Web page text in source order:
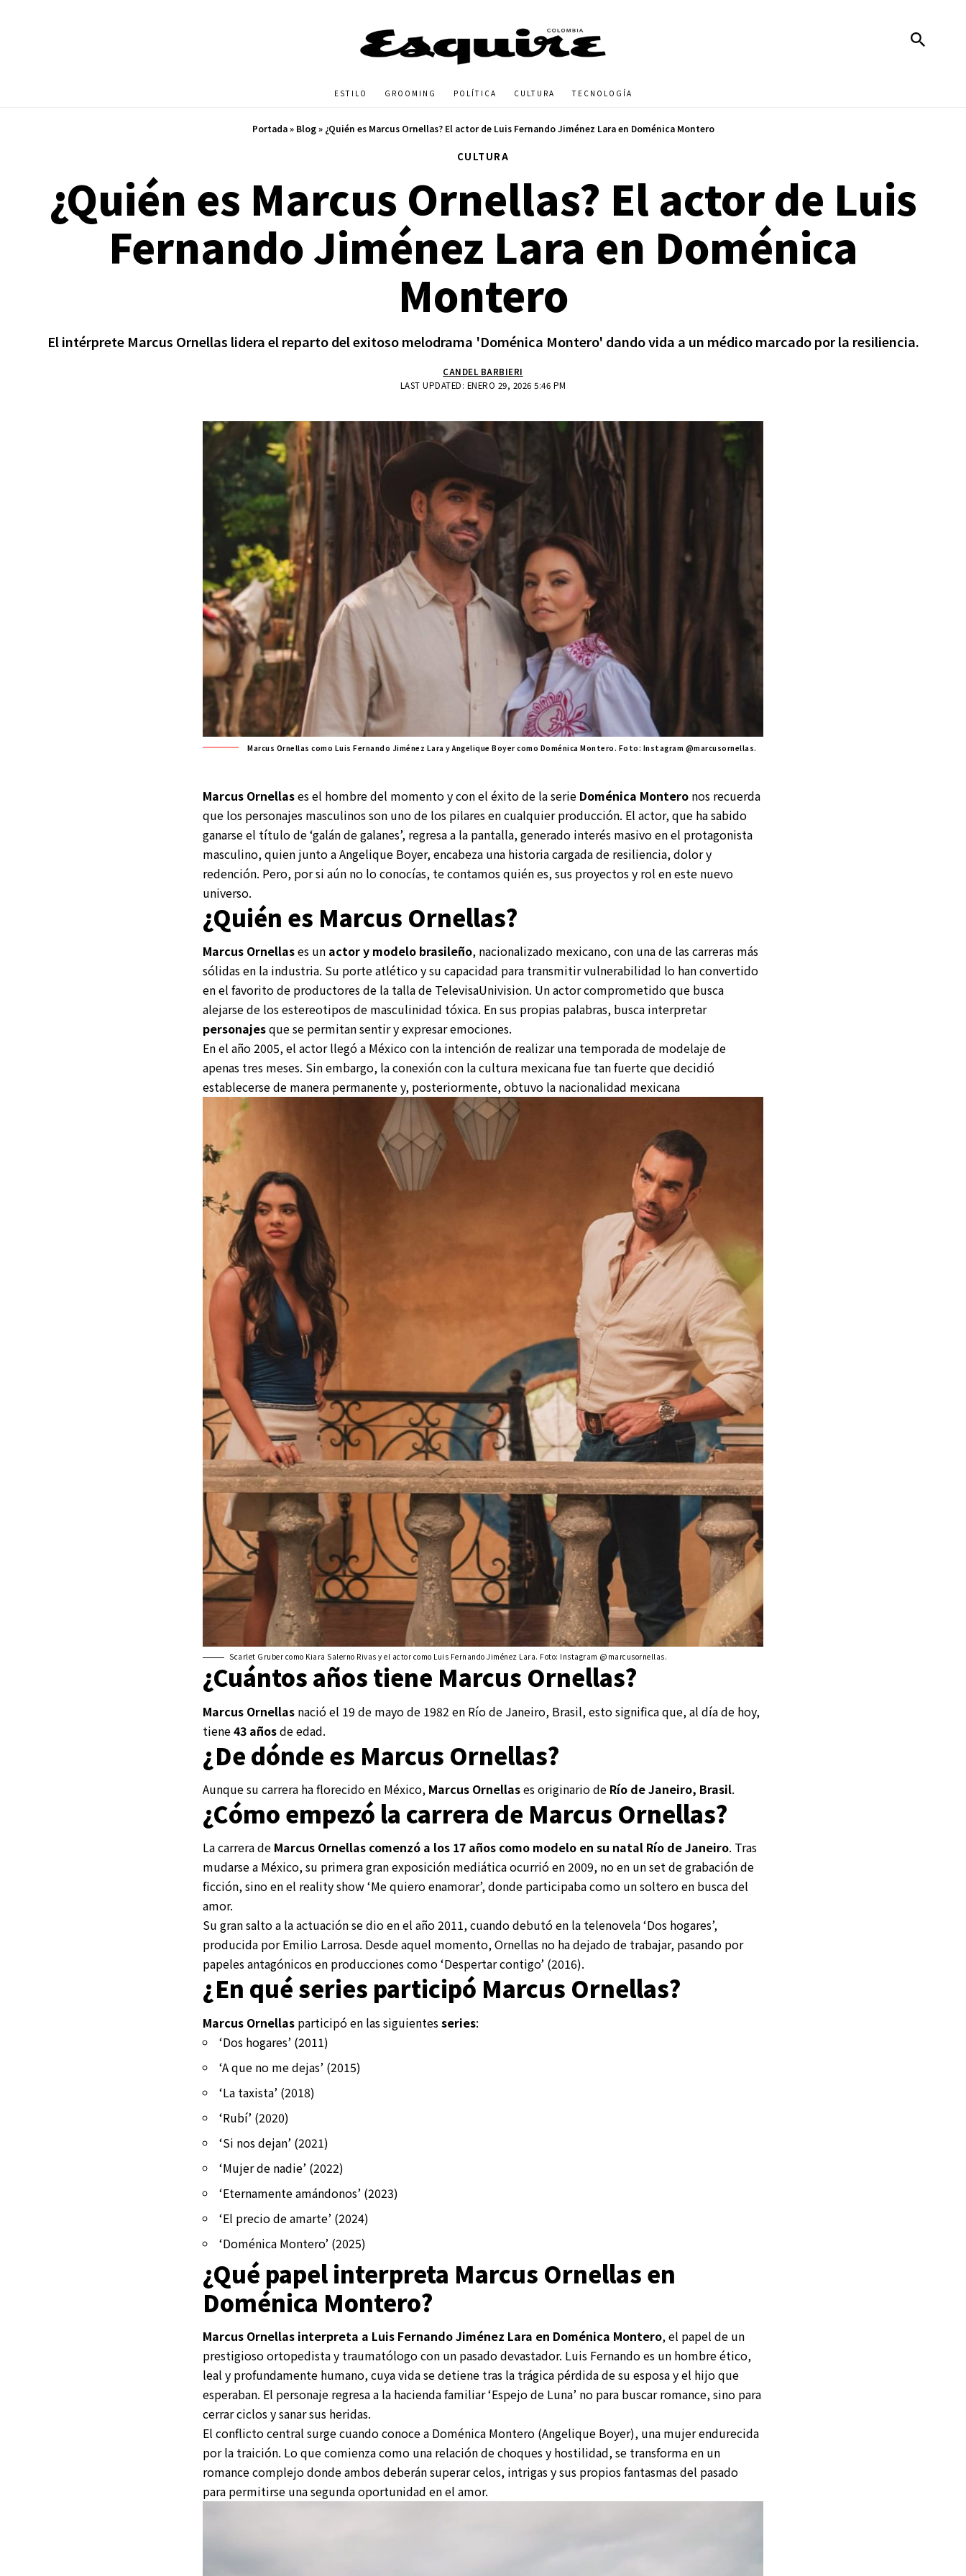
ESTILO GROOMING POLÍTICA CULTURA TECNOLOGÍA
Portada» Blog» ¿Quién es Marcus Ornellas? El actor de Luis Fernando Jiménez Lara en Doménica Montero
CULTURA
¿Quién es Marcus Ornellas? El actor de Luis
Fernando Jiménez Lara en Doménica
Montero
El intérprete Marcus Ornellas lidera el reparto del exitoso melodrama 'Doménica Montero' dando vida a un médico marcado por la resiliencia.
LAST UPDATED: ENERO 29, 2026 5:46 PM
CANDEL BARBIERI
Marcus Ornellas como Luis Fernando Jiménez Lara y Angelique Boyer como Doménica Montero. Foto: Instagram @marcusornellas.
Marcus Ornellases el hombre del momento y con el éxito de la serie Doménica Montero nos recuerda
que los personajes masculinos son uno de los pilares en cualquier producción. El actor, que ha sabido
ganarse el título de ‘galán de galanes’, regresa a la pantalla, generado interés masivo en el protagonista
masculino, quien junto a Angelique Boyer, encabeza una historia cargada de resiliencia, dolor y
redención. Pero, por si aún no lo conocías, te contamos quién es, sus proyectos y rol en este nuevo
universo.
¿Quién es Marcus Ornellas?
Marcus Ornellases un actor y modelo brasileño, nacionalizado mexicano, con una de las carreras más
sólidas en la industria. Su porte atlético y su capacidad para transmitir vulnerabilidad lo han convertido
en el favorito de productores de la talla de TelevisaUnivision. Un actor comprometido que busca
alejarse de los estereotipos de masculinidad tóxica. En sus propias palabras, busca interpretar
personajesque se permitan sentir y expresar emociones.
En el año 2005, el actor llegó a México con la intención de realizar una temporada de modelaje de
apenas tres meses. Sin embargo, la conexión con la cultura mexicana fue tan fuerte que decidió
establecerse de manera permanente y, posteriormente, obtuvo la nacionalidad mexicana
Scarlet Gruber como Kiara Salerno Rivas y el actor como Luis Fernando Jiménez Lara. Foto: Instagram @marcusornellas.
¿Cuántos años tiene Marcus Ornellas?
Marcus Ornellas nació el 19 de mayo de 1982 en Río de Janeiro, Brasil, esto significa que, al día de hoy,
tiene43 añosde edad.
¿De dónde es Marcus Ornellas?
Aunque su carrera ha florecido en México, Marcus Ornellases originario de Río de Janeiro, Brasil.
¿Cómo empezó la carrera de Marcus Ornellas?
La carrera de Marcus Ornellas comenzó a los 17 años como modelo en su natal Río de Janeiro. Tras
mudarse a México, su primera gran exposición mediática ocurrió en 2009, no en un set de grabación de
ficción, sino en el reality show ‘Me quiero enamorar’, donde participaba como un soltero en busca del
amor.
Su gran salto a la actuación se dio en el año 2011, cuando debutó en la telenovela ‘Dos hogares’,
producida por Emilio Larrosa. Desde aquel momento, Ornellas no ha dejado de trabajar, pasando por
papeles antagónicos en producciones como ‘Despertar contigo’ (2016).
¿En qué series participó Marcus Ornellas?
Marcus Ornellas participó en las siguientesseries:
‘Dos hogares’ (2011)
‘A que no me dejas’ (2015)
‘La taxista’ (2018)
‘Rubí’ (2020)
‘Si nos dejan’ (2021)
‘Mujer de nadie’ (2022)
‘Eternamente amándonos’ (2023)
‘El precio de amarte’ (2024)
‘Doménica Montero’ (2025)
¿Qué papel interpreta Marcus Ornellas en
Doménica Montero?
Marcus Ornellas interpreta a Luis Fernando Jiménez Lara en Doménica Montero, el papel de un
prestigioso ortopedista y traumatólogo con un pasado devastador. Luis Fernando es un hombre ético,
leal y profundamente humano, cuya vida se detiene tras la trágica pérdida de su esposa y el hijo que
esperaban. El personaje regresa a la hacienda familiar ‘Espejo de Luna’ no para buscar romance, sino para
cerrar ciclos y sanar sus heridas.
El conflicto central surge cuando conoce a Doménica Montero (Angelique Boyer), una mujer endurecida
por la traición. Lo que comienza como una relación de choques y hostilidad, se transforma en un
romance complejo donde ambos deberán superar celos, intrigas y sus propios fantasmas del pasado
para permitirse una segunda oportunidad en el amor.